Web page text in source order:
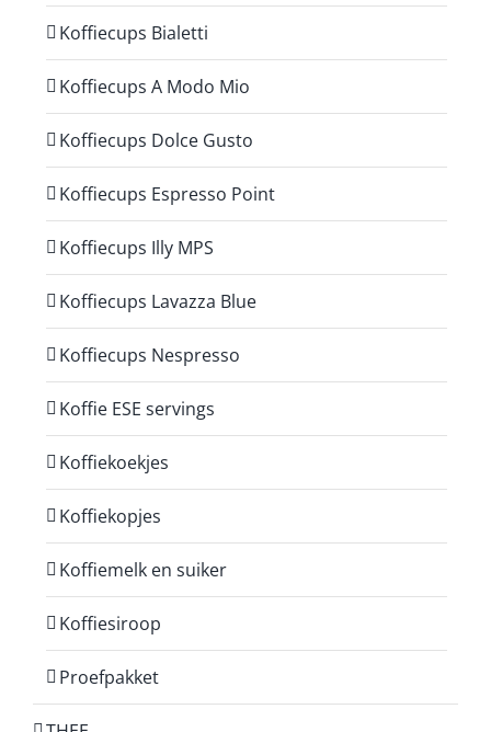
Koffiecups Bialetti
Koffiecups A Modo Mio
Koffiecups Dolce Gusto
Koffiecups Espresso Point
Koffiecups Illy MPS
Koffiecups Lavazza Blue
Koffiecups Nespresso
Koffie ESE servings
Koffiekoekjes
Koffiekopjes
Koffiemelk en suiker
Koffiesiroop
Proefpakket